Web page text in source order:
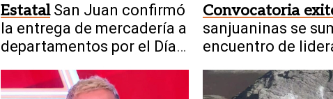
Estatal San Juan confirmó
la entrega de mercadería a
departamentos por el Día
Convocatoria
sanjuaninas se
encuentro de